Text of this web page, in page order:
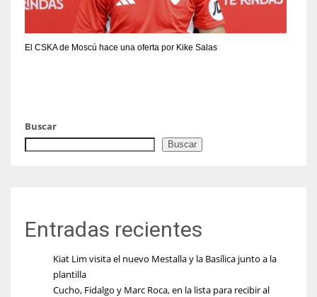
El CSKA de Moscú hace una oferta por Kike Salas
Buscar
Buscar
Entradas recientes
Kiat Lim visita el nuevo Mestalla y la Basílica junto a la
plantilla
Cucho, Fidalgo y Marc Roca, en la lista para recibir al